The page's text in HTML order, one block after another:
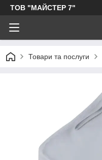
ТОВ "МАЙСТЕР 7"
Товари та послуги